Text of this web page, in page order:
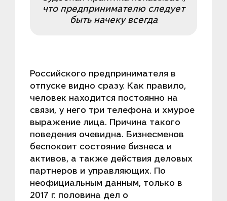
что предпринимателю следует
быть начеку всегда
Российского предпринимателя в
отпуске видно сразу. Как правило,
человек находится постоянно на
связи, у него три телефона и хмурое
выражение лица. Причина такого
поведения очевидна. Бизнесменов
беспокоит состояние бизнеса и
активов, а также действия деловых
партнеров и управляющих. По
неофициальным данным, только в
2017 г. половина дел о